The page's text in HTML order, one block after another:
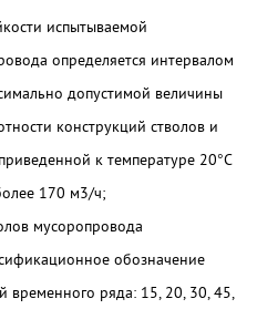
испытываемой
определяется интервалом
допустимой величины
конструкций стволов и
к температуре 20°C
170 м3/ч;
мусоропровода
обозначение
временного ряда: 15, 20, 30, 45,